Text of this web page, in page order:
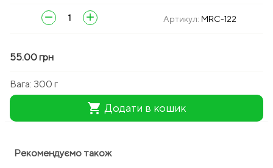
remove add Артикул: MRC-122
55.00 грн
Вага: 300 г
shopping_cart Додати в кошик
Рекомендуємо також